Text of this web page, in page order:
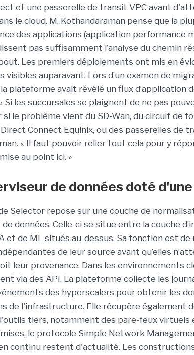
et une passerelle de transit VPC avant
le cloud. M. Kothandaraman pense que la
des applications (application performance
pas suffisamment l’analyse du chemin
Les premiers déploiements ont mis en
visibles auparavant. Lors d’un examen de
plateforme avait révélé un flux d’application
Si les succursales se plaignent de ne pas
si le problème vient du SD-Wan, du circuit de
Connect Equinix, ou des passerelles de
« Il faut pouvoir relier tout cela pour y
au point ici. »
de données doté
Selector repose sur une couche de
données. Celle-ci se situe entre la couche
et de ML situés au-dessus. Sa fonction est de
de leur source avant qu’elles
leur provenance. Dans les environnements
via des API. La plateforme collecte les
des hyperscalers pour obtenir les
de l'infrastructure. Elle récupère également
tiers, notamment des pare-feux virtuels
le protocole Simple Network
continu restent d'actualité. Les